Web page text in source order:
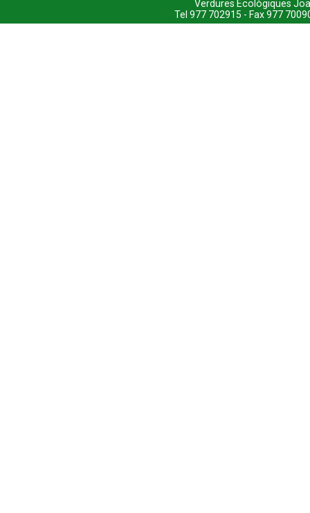
Verdures Ecològiques
Tel 977 702915 - Fax 977